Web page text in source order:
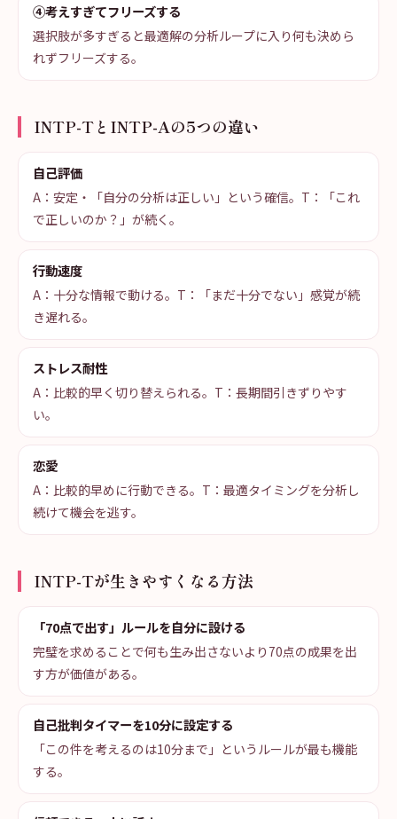
④考えすぎてフリーズする
選択肢が多すぎると最適解の分析ループに入り何も決めら
れずフリーズする。
INTP-TとINTP-Aの5つの違い
自己評価
A：安定・「自分の分析は正しい」という確信。T：「これ
で正しいのか？」が続く。
行動速度
A：十分な情報で動ける。T：「まだ十分でない」感覚が続
き遅れる。
ストレス耐性
A：比較的早く切り替えられる。T：長期間引きずりやす
い。
恋愛
A：比較的早めに行動できる。T：最適タイミングを分析し
続けて機会を逃す。
INTP-Tが生きやすくなる方法
「70点で出す」ルールを自分に設ける
完璧を求めることで何も生み出さないより70点の成果を出
す方が価値がある。
自己批判タイマーを10分に設定する
「この件を考えるのは10分まで」というルールが最も機能
する。